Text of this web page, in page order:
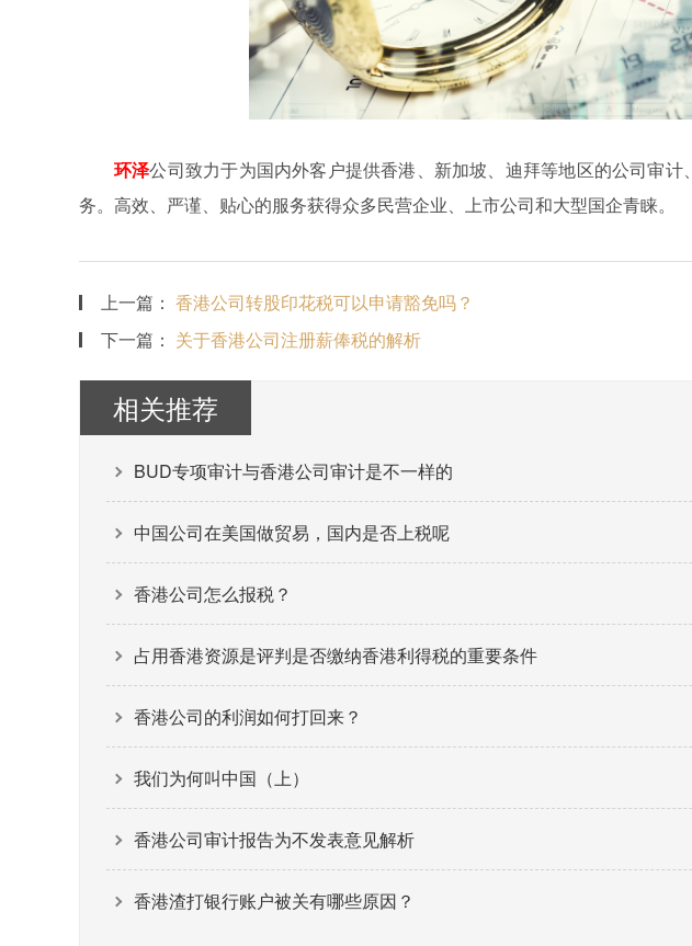
环泽公司致力于为国内外客户提供香港、新加坡、迪拜等地区的公司审
务。高效、严谨、贴心的服务获得众多民营企业、上市公司和大型国企青睐。
上一篇： 香港公司转股印花税可以申请豁免吗？
下一篇： 关于香港公司注册薪俸税的解析
相关推荐
BUD专项审计与香港公司审计是不一样的
中国公司在美国做贸易，国内是否上税呢
香港公司怎么报税？
占用香港资源是评判是否缴纳香港利得税的重要条件
香港公司的利润如何打回来？
我们为何叫中国（上）
香港公司审计报告为不发表意见解析
香港渣打银行账户被关有哪些原因？